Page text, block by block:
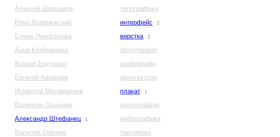
Алексей Шаршаков
Рома Воронежский
Елена Новоселова
Анна Клейменова
Ксения Ерулевич
Евгений Казанцев
Искандер Мухамадеев
Валентин Лощинин
Александр Штефанец
1
Василий Сергеев
типографика
интерфейс
2
верстка 2
фотография
промдизайн
архитектура
плакат
1
каллиграфия
инфографика
трехмерка